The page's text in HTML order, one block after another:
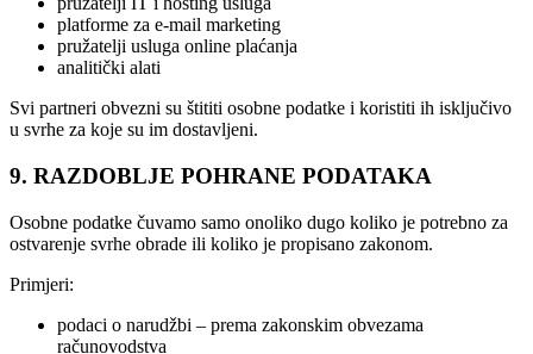
platforme za e-mail marketing
pružatelji usluga online plaćanja
analitički alati
Svi partneri obvezni su štititi osobne podatke i koristiti ih isključivo
u svrhe za koje su im dostavljeni.
9. RAZDOBLJE POHRANE PODATAKA
Osobne podatke čuvamo samo onoliko dugo koliko je potrebno za
ostvarenje svrhe obrade ili koliko je propisano zakonom.
Primjeri:
podaci o narudžbi – prema zakonskim obvezama
računovodstva